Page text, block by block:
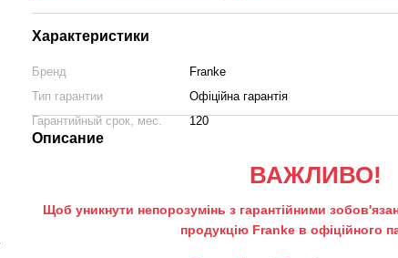
Характеристики
Бренд
Franke
Тип гарантии
Офіційна гарантія
Гарантийный срок, мес.
120
Описание
ВАЖЛИВО!
Щоб уникнути непорозумінь з гарантійними
продукцію Franke в офіційного